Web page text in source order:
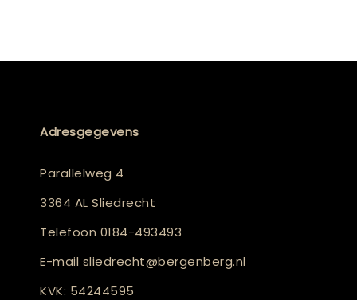
Adresgegevens
Parallelweg 4
3364 AL Sliedrecht
Telefoon 0184-493493
E-mail sliedrecht@bergenberg.nl
KVK: 54244595